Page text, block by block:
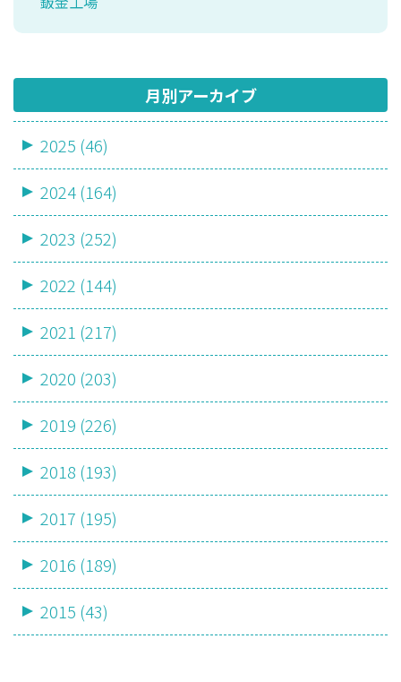
月別アーカイブ
2025 (46)
2024 (164)
2023 (252)
2022 (144)
2021 (217)
2020 (203)
2019 (226)
2018 (193)
2017 (195)
2016 (189)
2015 (43)